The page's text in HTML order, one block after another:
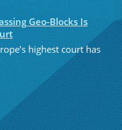
Geo-Blocks Is
highest court has